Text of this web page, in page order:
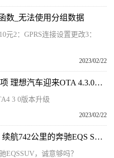
数_无法使用分组数据
2：GPRS连接设置更改3：
2023/02/22
天天微头条丨新增35项 优化17项 理想汽车迎来OTA 4.3.0版本升级
3 0版本升级
2023/02/22
世界今日报丨起售不到100万，续航742公里的奔驰EQS SUV，诚意够吗？
EQSSUV，诚意够吗？